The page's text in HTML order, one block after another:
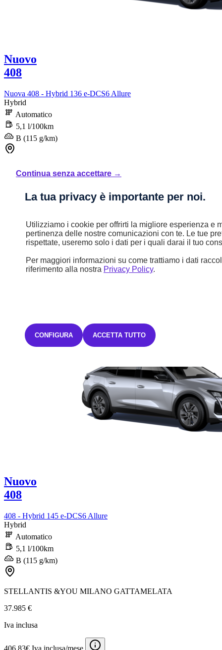
Nuovo
408
Nuova 408 - Hybrid 136 e-DCS6 Allure
Hybrid
Automatico
5,1 l/100km
B (115 g/km)
STELLANTIS &YOU MILANO GATTAMELATA
Iva inclusa
414,34€ Iva inclusa/mese
TAN FISSO 6,99% TAEG 8,81% con un anticipo di 11.313,00€.
35 rate mensili oltre ad una maxirata finale di 17.419,60€ o sei libero
31/07/2026.Salvo approvazione Stellantis Financial Services Italia
Nuovo
408
408 - Hybrid 145 e-DCS6 Allure
Hybrid
Automatico
5,1 l/100km
B (115 g/km)
STELLANTIS &YOU MILANO GATTAMELATA
37.985 €
Iva inclusa
406,83€ Iva inclusa/mese
Continua senza accettare →
La tua privacy è importante per noi.
Utilizziamo i cookie per offrirti la migliore esperienza e
pertinenza delle nostre comunicazioni con te. Le tue
rispettate, useremo solo i dati per i quali darai il tuo
Per maggiori informazioni su come trattiamo i dati
riferimento alla nostra Privacy Policy.
CONFIGURA ACCETTA TUTTO